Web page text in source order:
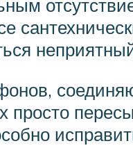
просто